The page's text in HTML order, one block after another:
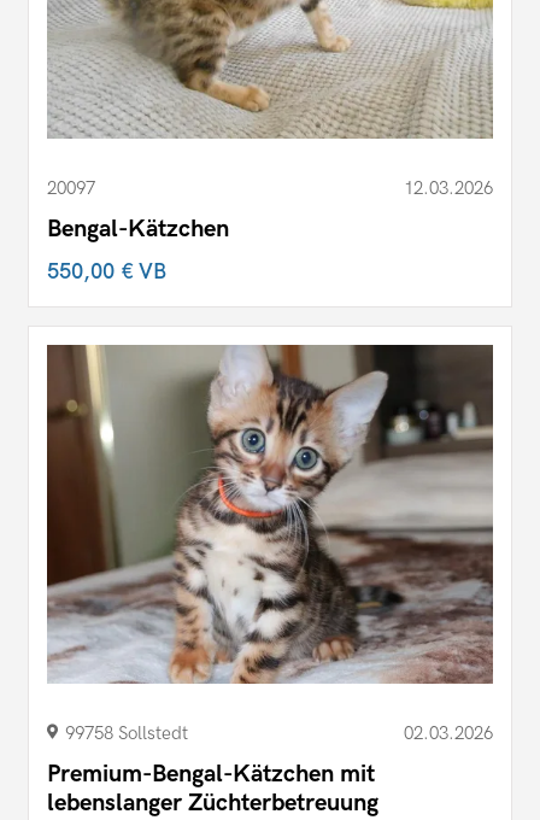
20097 12.03.2026
Bengal-Kätzchen
550,00 €VB
99758 Sollstedt 02.03.2026
Premium-Bengal-Kätzchen mit
lebenslanger Züchterbetreuung